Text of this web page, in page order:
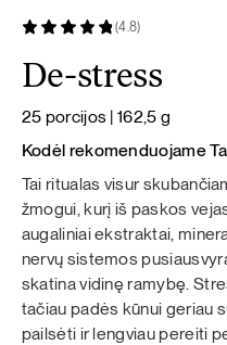
(4.8)
De-stress
25 porcijos | 162,5 g
Kodėl rekomenduojame
Tai ritualas visur
žmogui, kurį iš paskos
augaliniai ekstraktai,
nervų sistemos
skatina vidinę ramybę.
tačiau padės kūnui geriau
pailsėti ir lengviau pereiti